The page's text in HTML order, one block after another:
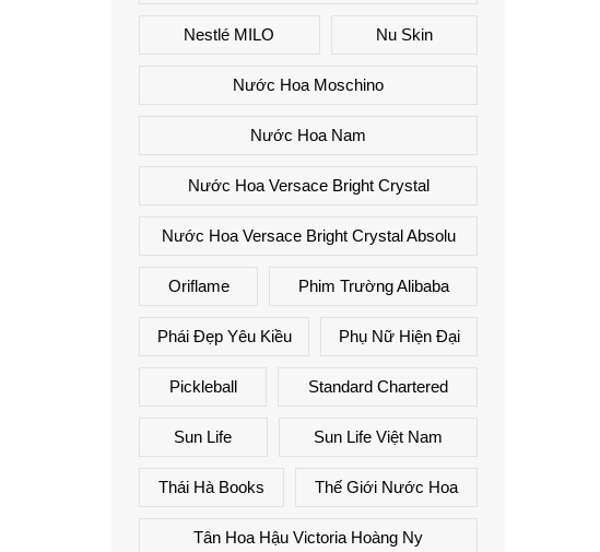
Nestlé MILO Nu Skin
Nước Hoa Moschino
Nước Hoa Nam
Nước Hoa Versace Bright Crystal
Nước Hoa Versace Bright Crystal Absolu
Oriflame Phim Trường Alibaba
Phái Đẹp Yêu Kiều Phụ Nữ Hiện Đại
Pickleball Standard Chartered
Sun Life Sun Life Việt Nam
Thái Hà Books Thế Giới Nước Hoa
Tân Hoa Hậu Victoria Hoàng Ny